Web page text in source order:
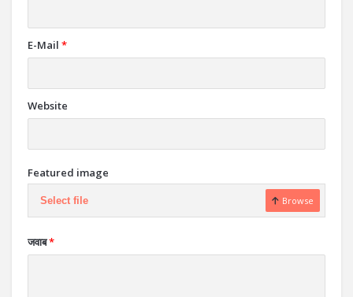
E-Mail *
Website
Featured image
Select file Browse
जवाब*